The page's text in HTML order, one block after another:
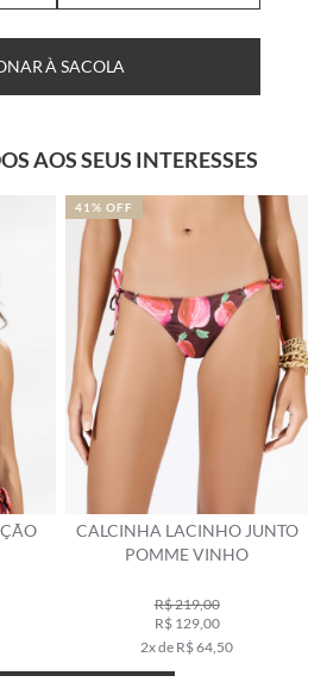
À SACOLA
AOS SEUS INTERESSES
LACINHO JUNTO
VINHO
CALCINHA RETA
POMME